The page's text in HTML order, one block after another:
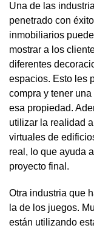
Una de las
penetrado con
inmobiliarios
mostrar a los
diferentes
espacios. Esto les
compra y tener
esa propiedad.
utilizar la realidad
virtuales de
real, lo que ayuda
proyecto final.
Otra industria que
la de los juegos.
están utilizando